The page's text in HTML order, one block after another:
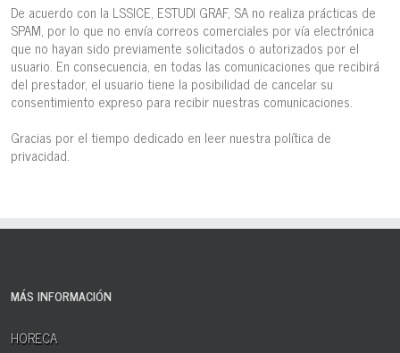
De acuerdo con la LSSICE, ESTUDI GRAF, SA no realiza prácticas de
SPAM, por lo que no envía correos comerciales por vía electrónica
que no hayan sido previamente solicitados o autorizados por el
usuario. En consecuencia, en todas las comunicaciones que recibirá
del prestador, el usuario tiene la posibilidad de cancelar su
consentimiento expreso para recibir nuestras comunicaciones.
Gracias por el tiempo dedicado en leer nuestra política de
privacidad.
MÁS INFORMACIÓN
HORECA